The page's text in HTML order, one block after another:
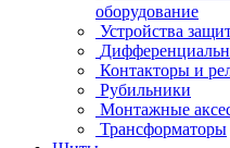
оборудование
Устройства
Контакторы и
Рубильники
Монтажные
Трансформаторы